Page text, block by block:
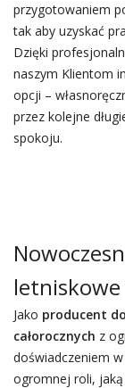
przygotowaniem
tak aby uzyskać
Dzięki
naszym Klientom
opcji –
przez kolejne
spokoju.
Jako producent
całorocznych z
doświadczeniem
ogromnej roli,